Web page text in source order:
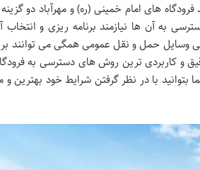
های امام خمینی (ره) و مهرآباد دو
به آن ها نیازمند برنامه ریزی و انتخاب
وسایل حمل و نقل عمومی همگی می توانند
و کاربردی ترین روش های دسترسی به
بتوانید با در نظر گرفتن شرایط خود بهترین